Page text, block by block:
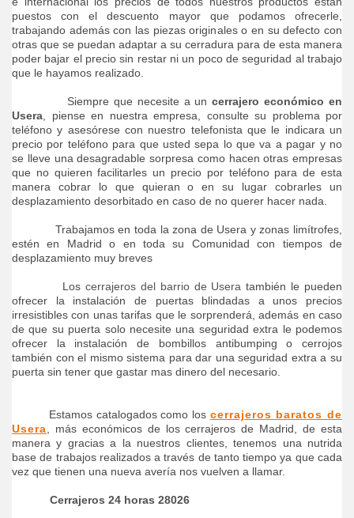
puestos con el descuento mayor que podamos ofrecerle,
trabajando además con las piezas originales o en su defecto con
otras que se puedan adaptar a su cerradura para de esta manera
poder bajar el precio sin restar ni un poco de seguridad al trabajo
que le hayamos realizado.
Siempre que necesite a un cerrajero económico en
Usera, piense en nuestra empresa, consulte su problema por
teléfono y asesórese con nuestro telefonista que le indicara un
precio por teléfono para que usted sepa lo que va a pagar y no
se lleve una desagradable sorpresa como hacen otras empresas
que no quieren facilitarles un precio por teléfono para de esta
manera cobrar lo que quieran o en su lugar cobrarles un
desplazamiento desorbitado en caso de no querer hacer nada.
Trabajamos en toda la zona de Usera y zonas limítrofes,
estén en Madrid o en toda su Comunidad con tiempos de
desplazamiento muy breves
Los cerrajeros del barrio de Usera también le pueden
ofrecer la instalación de puertas blindadas a unos precios
irresistibles con unas tarifas que le sorprenderá, además en caso
de que su puerta solo necesite una seguridad extra le podemos
ofrecer la instalación de bombillos antibumping o cerrojos
también con el mismo sistema para dar una seguridad extra a su
puerta sin tener que gastar mas dinero del necesario.
Estamos catalogados como los cerrajeros baratos de
Usera, más económicos de los cerrajeros de Madrid, de esta
manera y gracias a la nuestros clientes, tenemos una nutrida
base de trabajos realizados a través de tanto tiempo ya que cada
vez que tienen una nueva avería nos vuelven a llamar.
Cerrajeros 24 horas 28026